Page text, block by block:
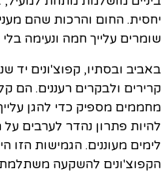
יחסית. החום והרכות שהם
שומרים עלייך חמה ונעימה
באביב ובסתיו, קפוצ'ונים יד
קרירים ולבקרים רעננים. הם
מחממים מספיק כדי להגן
להיות פתרון נהדר לערבים
לימים מעוננים. הגמישות
הקפוצ'ונים להשקעה